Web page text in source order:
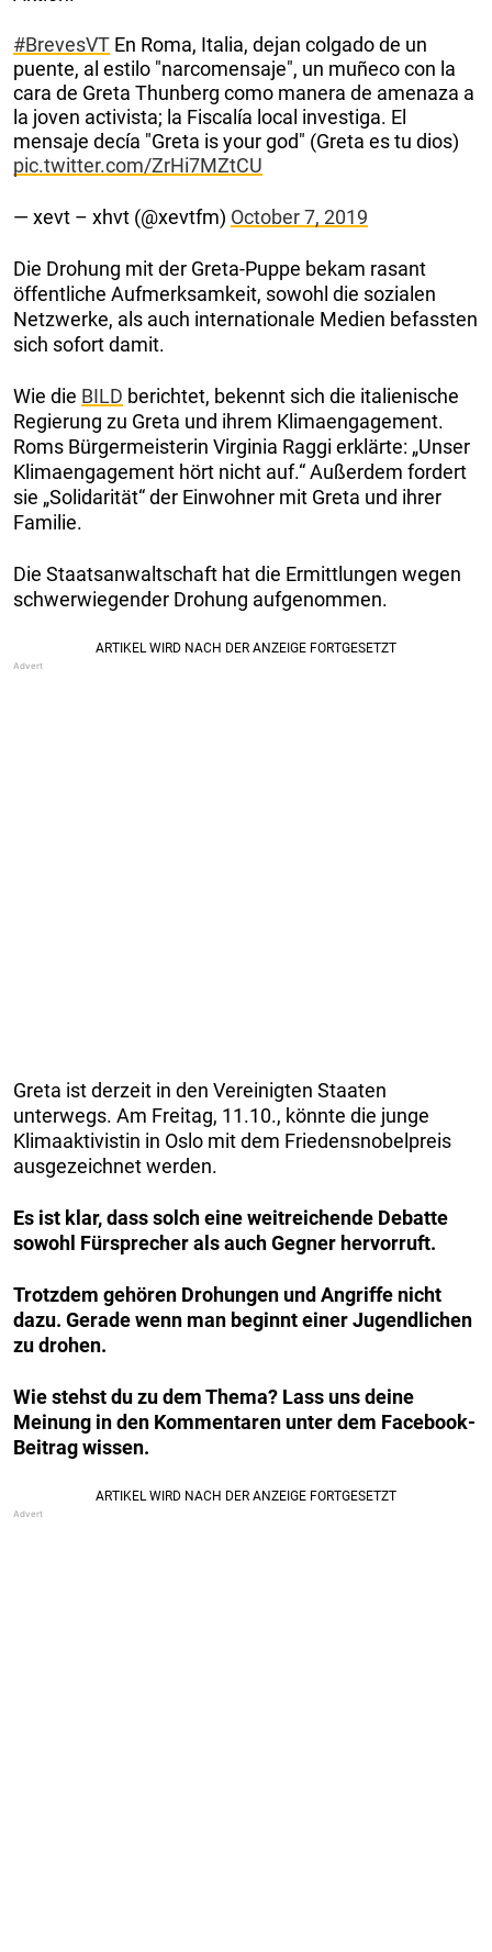
#BrevesVT En Roma, Italia, dejan colgado de un
puente, al estilo "narcomensaje", un muñeco con la
cara de Greta Thunberg como manera de amenaza a
la joven activista; la Fiscalía local investiga. El
mensaje decía "Greta is your god" (Greta es tu dios)
pic.twitter.com/ZrHi7MZtCU
— xevt – xhvt (@xevtfm) October 7, 2019
Die Drohung mit der Greta-Puppe bekam rasant
öffentliche Aufmerksamkeit, sowohl die sozialen
Netzwerke, als auch internationale Medien befassten
sich sofort damit.
Wie die BILD berichtet, bekennt sich die italienische
Regierung zu Greta und ihrem Klimaengagement.
Roms Bürgermeisterin Virginia Raggi erklärte: „Unser
Klimaengagement hört nicht auf.“ Außerdem fordert
sie „Solidarität“ der Einwohner mit Greta und ihrer
Familie.
Die Staatsanwaltschaft hat die Ermittlungen wegen
schwerwiegender Drohung aufgenommen.
Greta ist derzeit in den Vereinigten Staaten
unterwegs. Am Freitag, 11.10., könnte die junge
Klimaaktivistin in Oslo mit dem Friedensnobelpreis
ausgezeichnet werden.
Es ist klar, dass solch eine weitreichende Debatte
sowohl Fürsprecher als auch Gegner hervorruft.
Trotzdem gehören Drohungen und Angriffe nicht
dazu. Gerade wenn man beginnt einer Jugendlichen
zu drohen.
Wie stehst du zu dem Thema? Lass uns deine
Meinung in den Kommentaren unter dem Facebook-
Beitrag wissen.